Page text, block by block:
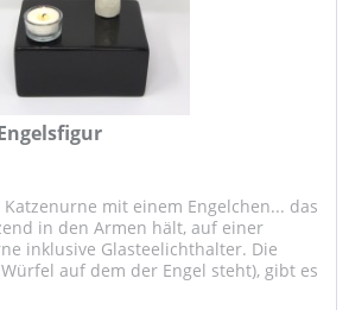
mit einem Engelchen... das
in den Armen hält, auf einer
inklusive Glasteelichthalter. Die
auf dem der Engel steht), gibt es